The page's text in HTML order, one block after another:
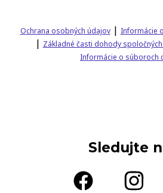
Ochrana osobných údajov| Informácie
| Základné časti dohody
Informácie o súboroch
Sledujte